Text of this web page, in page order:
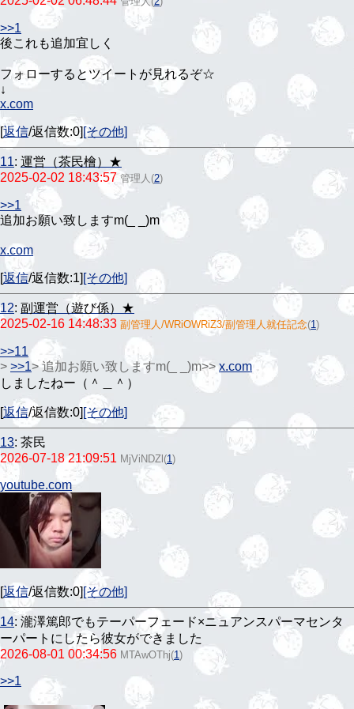
>>1
後これも追加宜しく
フォローするとツイートが見れるぞ☆
↓
x.com
[返信/返信数:0] [その他]
11: 運営（茶民檜）★
2025-02-02 18:43:57 管理人 (2)
>>1
追加お願い致しますm(_ _)m
x.com
[返信/返信数:1] [その他]
12: 副運営（遊び係）★
2025-02-16 14:48:33 副管理人/WRiOWRiZ3/副管理人就任記念(1)
>>11
> >>1> 追加お願い致しますm(_ _)m>> x.com
しましたねー（＾＿＾）
[返信/返信数:0] [その他]
13: 茶民
2026-07-18 21:09:51 MjViNDZl (1)
youtube.com
[返信/返信数:0] [その他]
14: 瀧澤篤郎でもテーパーフェード×ニュアンスパーマセンタ
ーパートにしたら彼女ができました
2026-08-01 00:34:56 MTAwOThj(1)
>>1